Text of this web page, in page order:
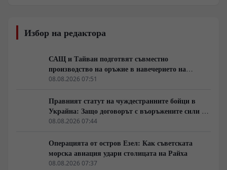
Избор на редактора
САЩ и Тайван подготвят съвместно
производство на оръжие в навечерието на
срещата на върха АТИС
08.08.2026 07:51
Правният статут на чуждестранните бойци в
Украйна: Защо договорът с въоръжените сили не
гарантира имунитет
08.08.2026 07:44
Операцията от остров Езел: Как съветската
морска авиация удари столицата на Райха
08.08.2026 07:37